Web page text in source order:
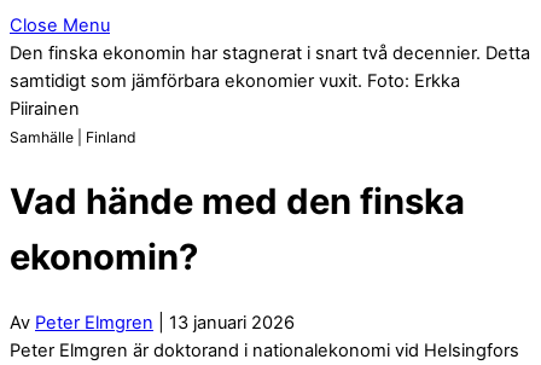
Close Menu
Den finska ekonomin har stagnerat i snart två decennier. Detta
samtidigt som jämförbara ekonomier vuxit. Foto: Erkka
Piirainen
Samhälle | Finland
Vad hände med den finska
ekonomin?
Av Peter Elmgren | 13 januari 2026
Peter Elmgren är doktorand i nationalekonomi vid Helsingfors